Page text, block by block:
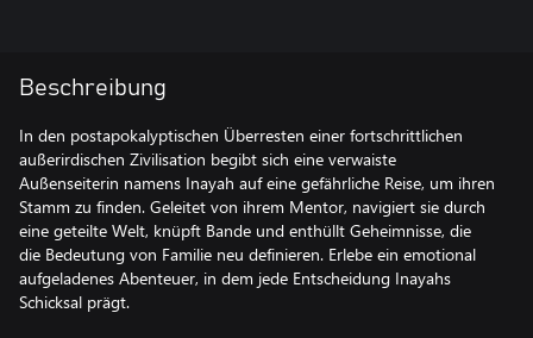
Beschreibung
In den postapokalyptischen Überresten einer fortschrittlichen
außerirdischen Zivilisation begibt sich eine verwaiste
Außenseiterin namens Inayah auf eine gefährliche Reise, um ihren
Stamm zu finden. Geleitet von ihrem Mentor, navigiert sie durch
eine geteilte Welt, knüpft Bande und enthüllt Geheimnisse, die
die Bedeutung von Familie neu definieren. Erlebe ein emotional
aufgeladenes Abenteuer, in dem jede Entscheidung Inayahs
Schicksal prägt.